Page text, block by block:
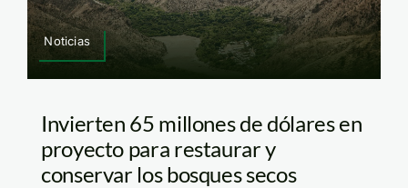
Noticias
Invierten 65 millones de dólares en
proyecto para restaurar y
conservar los bosques secos